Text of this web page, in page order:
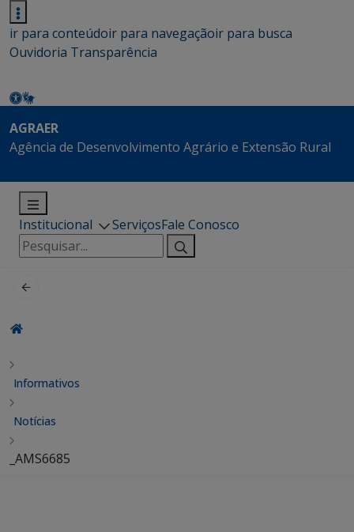
ir para conteúdoir para navegaçãoir para busca
Ouvidoria Transparência
AGRAER
Agência de Desenvolvimento Agrário e Extensão Rural
Institucional ServiçosFale Conosco
Pesquisar
por:
Informativos
Notícias
_AMS6685